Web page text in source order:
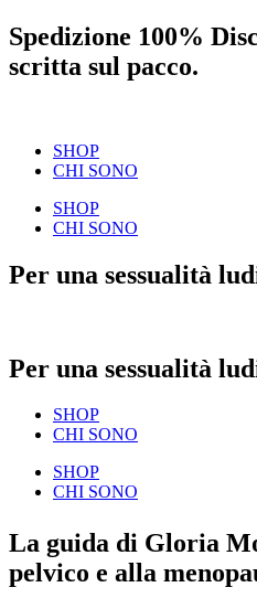
Spedizione 100%
scritta sul pacco.
SHOP
CHI SONO
SHOP
CHI SONO
Per una sessualità
Per una sessualità
SHOP
CHI SONO
SHOP
CHI SONO
La guida di Gloria
pelvico e alla